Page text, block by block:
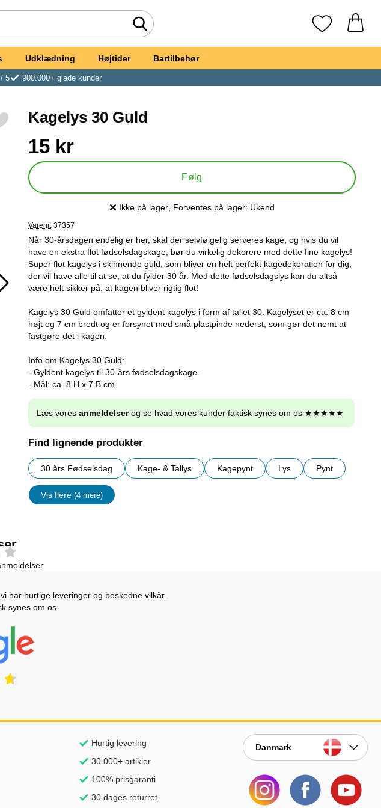
Foretag søgning Mine favoritter
Udklædning Højtider Bartilbehør
5
900.000+ glade kunder
Guld som favorit
Kagelys 30 Guld
pris
15 kr
Følg
Produkttilgængelighed:
Ikke på lager, Forventes på lager: Ukend
Varenr: 37357
Når 30-årsdagen endelig er her, skal der selvfølgelig serveres kage, og hvis du vil
have en ekstra flot fødselsdagskage, bør du virkelig dekorere med dette fine kagelys!
Super flot kagelys i skinnende guld, som bliver en helt perfekt kagedekoration for dig,
der vil have alle til at se, at du fylder 30 år. Med dette fødselsdagslys kan du altså
være helt sikker på, at kagen bliver rigtig flot!
Kagelys 30 Guld omfatter et gyldent kagelys i form af tallet 30. Kagelyset er ca. 8 cm
højt og 7 cm bredt og er forsynet med små plastpinde nederst, som gør det nemt at
fastgøre det i kagen.
Info om Kagelys 30 Guld:
- Gyldent kagelys til 30-års fødselsdagskage.
- Mål: ca. 8 H x 7 B cm.
Læs vores anmeldelserog se hvad vores kunder faktisk synes om os ★★★★★
Find lignende produkter
30 års Fødselsdag Kage- & Tallys Kagepynt Lys Pynt
Vis flere (4 mere)
Egenskaper
har hurtige leveringer og beskedne vilkår.
synes om os.
Anmeldelser: 4.7 Stjerne
Hurtig levering
30.000+ artikler
100% prisgaranti
30 dages returret
Danmark